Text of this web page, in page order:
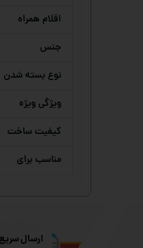
اقلام همراه
جنس
نوع بسته شدن
ویژگی ویژه
کیفیت ساخت
مناسب برای
ارسال